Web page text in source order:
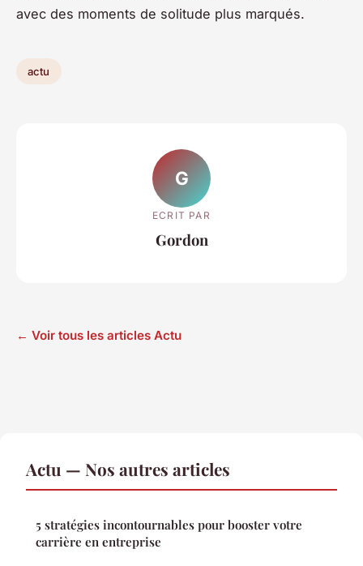
avec des moments de solitude plus marqués.
actu
G
ECRIT PAR
Gordon
← Voir tous les articles Actu
Actu — Nos autres articles
5 stratégies incontournables pour booster votre
carrière en entreprise